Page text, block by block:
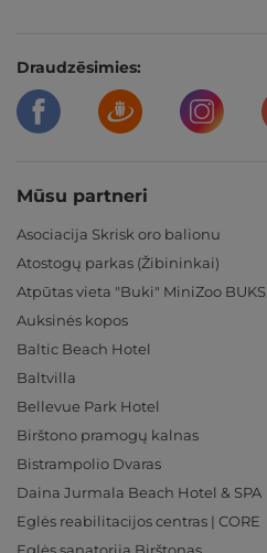
Draudzēsimies:
Mūsu partneri
Asociacija Skrisk oro balionu
Atostogų parkas (Žibininkai)
Atpūtas vieta "Buki" MiniZoo BUKS
Auksinės kopos
Baltic Beach Hotel
Baltvilla
Bellevue Park Hotel
Birštono pramogų kalnas
Bistrampolio Dvaras
Daina Jurmala Beach Hotel & SPA
Eglės reabilitacijos centras | CORE